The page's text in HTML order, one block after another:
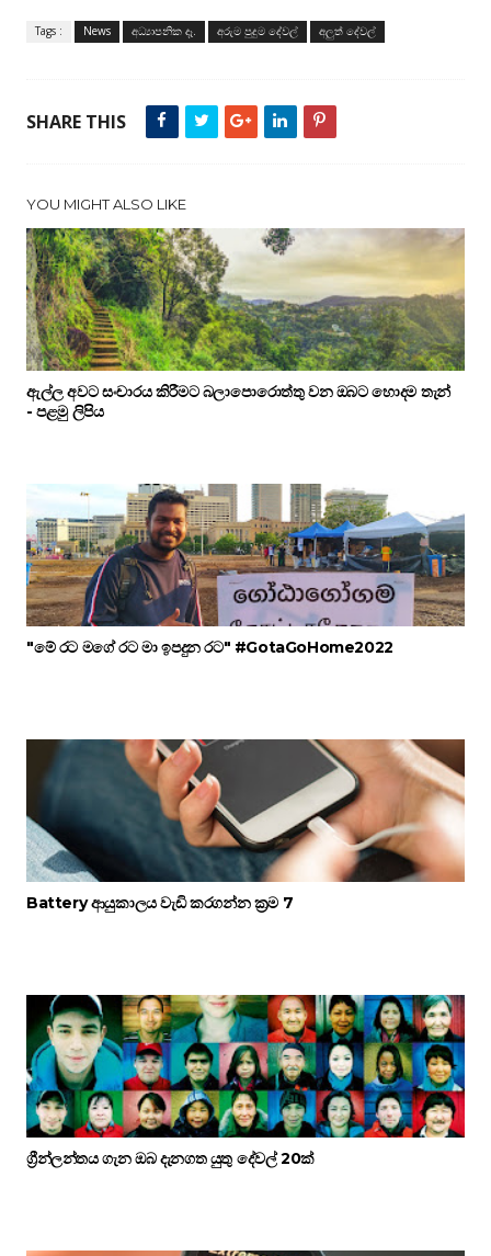
Tags : News අධ්‍යාපනික දෑ. අරුම පුදුම දේවල් අලුත් දේවල්
SHARE THIS
YOU MIGHT ALSO LIKE
ඇල්ල අවට සංචාරය කිරීමට බලාපොරොත්තු වන ඔබට හොදම තැන්
- පළමු ලිපිය
"මේ රට මගේ රට මා ඉපදුන රට" #GotaGoHome2022
Battery ආයුකාලය වැඩි කරගන්න ක්‍රම 7
ග්‍රීන්ලන්තය ගැන ඔබ දැනගත යුතු දේවල් 20ක්